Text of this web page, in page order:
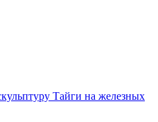
Тайги на железных